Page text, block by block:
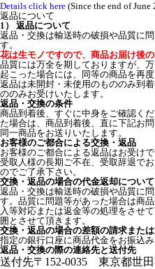
Details click here (Since the end of June
返品について
1） 返品について
返品・交換は輸送時の破損や品質に
す。
花は生モノですので、商品お届け後
品質には万全を期しておりますが、
起こった場合には、同等の商品を再
返品は未開封・未使用のもののみ到
ののみお受けいたします。
返品・交換の条件
商品到着後、すぐに中身をご確認く
た場合は、商品到着後、直に下記お
同一商品をお送りいたします。
お客様のご都合による交換・返品
お客様のご都合による返品はお受け
受取人様の長期ご不在、受取辞退で
のでご了承下さい。
交換・返品の場合の代金返却について
返品・交換は輸送時の破損や品質に
す。品質に問題等があった場合は商
入等対応または返金等の処理をさせ
囲とさせて頂きます。
交換・返品の場合の差額の請求また
指定の銀行口座に商品代金をお振込み
返品・交換の際の連絡先と送付先
送付先〒152-0035 東京都世田